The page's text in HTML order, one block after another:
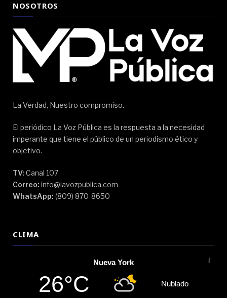
NOSOTROS
La Verdad, Nuestro compromiso.
El periódico La Voz Pública es la respuesta a la necesidad
imperante que tiene el público de un periodismo ético y
objetivo.
TV: Canal 107
Correo: info@lavozpublica.com
WhatsApp: (809) 870-8650
CLIMA
Nueva York
26°C Nublado